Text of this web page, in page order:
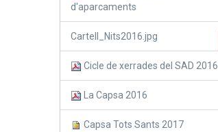
d'aparcaments
Cartell_Nits2016.jpg
Cicle de xerrades del SAD 2016
La Capsa 2016
Capsa Tots Sants 2017